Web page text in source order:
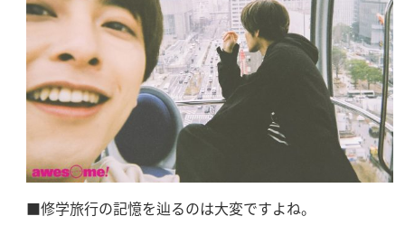
■修学旅行の記憶を辿るのは大変ですよね。